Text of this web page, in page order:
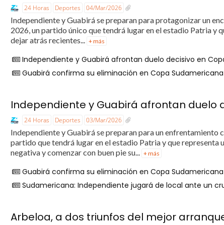
24 Horas Deportes 04/Mar/2026
Independiente y Guabirá se preparan para protagonizar un
2026, un partido único que tendrá lugar en el estadio Patria y
dejar atrás recientes...
+ más
Independiente y Guabirá afrontan duelo decisivo en
Guabirá confirma su eliminación en Copa
Independiente y Guabirá afrontan duelo
24 Horas Deportes 03/Mar/2026
Independiente y Guabirá se preparan para un enfrentamiento
partido que tendrá lugar en el estadio Patria y que
negativa y comenzar con buen pie su... + más
Guabirá confirma su eliminación en Copa
Sudamericana: Independiente jugará de local ante un
Arbeloa, a dos triunfos del mejor